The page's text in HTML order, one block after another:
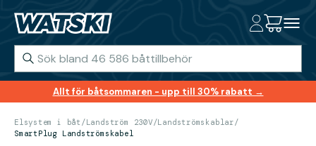
Allt för båtsommaren - upp till 30% rabatt →
Elsystem i båt /Landström 230V/Landströmskablar/
SmartPlug Landströmskabel